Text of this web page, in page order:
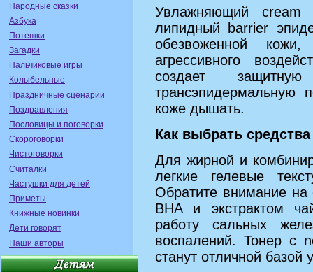
Народные сказки
Азбука
Потешки
Загадки
Пальчиковые игры
Колыбельные
Праздничные сценарии
Поздравления
Пословицы и поговорки
Скороговорки
Чистоговорки
Считалки
Частушки для детей
Приметы
Книжные новинки
Дети говорят
Наши авторы
Увлажняющий cream
липидный barrier
обезвоженной
агрессивного
создает
трансэпидермальную
коже дышать.
Как выбрать
Для жирной и
легкие гелевые
Обратите внимание на
BHA и экстрактом
работу сальных
воспалений. Тонер с
станут отличной базой